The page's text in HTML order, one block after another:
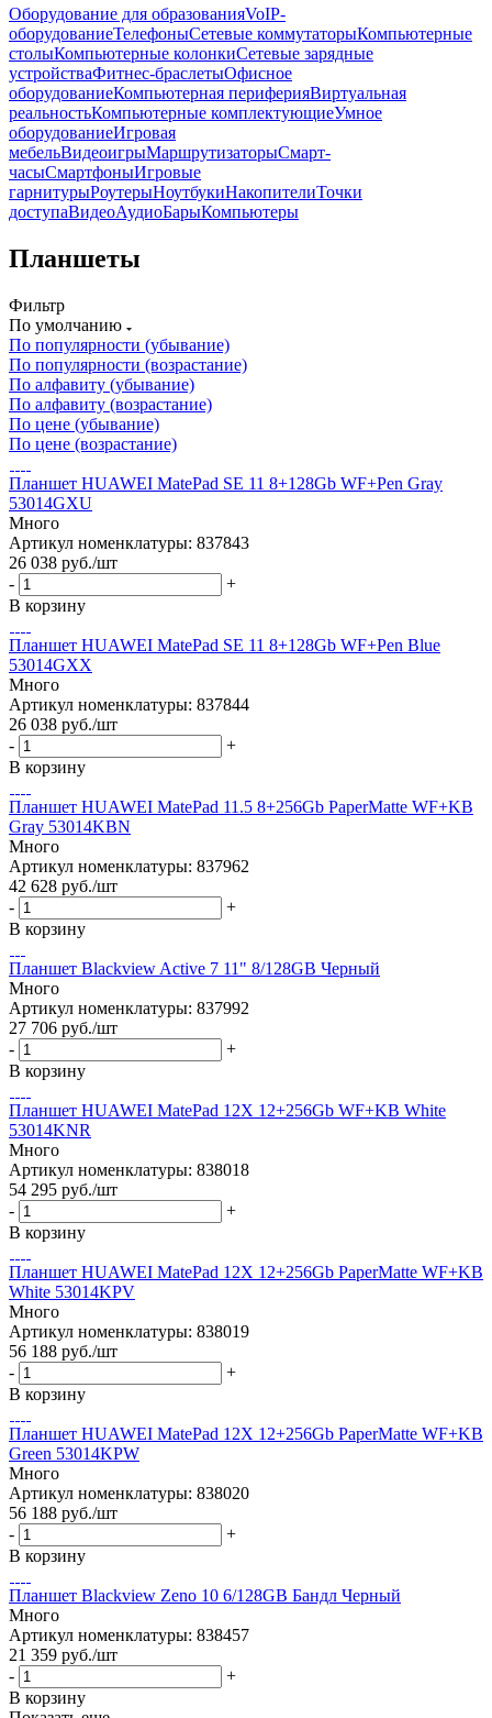
Оборудование для образованияVoIP-
оборудованиеТелефоныСетевые коммутаторыКомпьютерные
столыКомпьютерные колонкиСетевые зарядные
устройстваФитнес-браслетыОфисное
оборудованиеКомпьютерная периферияВиртуальная
реальностьКомпьютерные комплектующиеУмное
оборудованиеИгровая
мебельВидеоигрыМаршрутизаторыСмарт-
часыСмартфоныИгровые
гарнитурыРоутерыНоутбукиНакопителиТочки
доступаВидеоАудиоБарыКомпьютеры
Планшеты
Фильтр
По умолчанию
По популярности (убывание)
По популярности (возрастание)
По алфавиту (убывание)
По алфавиту (возрастание)
По цене (убывание)
По цене (возрастание)
Планшет HUAWEI MatePad SE 11 8+128Gb WF+Pen Gray
53014GXU
Много
Артикул номенклатуры: 837843
26 038 руб./шт
-
+
В корзину
Планшет HUAWEI MatePad SE 11 8+128Gb WF+Pen Blue
53014GXX
Много
Артикул номенклатуры: 837844
26 038 руб./шт
-
+
В корзину
Планшет HUAWEI MatePad 11.5 8+256Gb PaperMatte WF+KB
Gray 53014KBN
Много
Артикул номенклатуры: 837962
42 628 руб./шт
-
+
В корзину
Планшет Blackview Active 7 11" 8/128GB Черный
Много
Артикул номенклатуры: 837992
27 706 руб./шт
-
+
В корзину
Планшет HUAWEI MatePad 12X 12+256Gb WF+KB White
53014KNR
Много
Артикул номенклатуры: 838018
54 295 руб./шт
-
+
В корзину
Планшет HUAWEI MatePad 12X 12+256Gb PaperMatte WF+KB
White 53014KPV
Много
Артикул номенклатуры: 838019
56 188 руб./шт
-
+
В корзину
Планшет HUAWEI MatePad 12X 12+256Gb PaperMatte WF+KB
Green 53014KPW
Много
Артикул номенклатуры: 838020
56 188 руб./шт
-
+
В корзину
Планшет Blackview Zeno 10 6/128GB Бандл Черный
Много
Артикул номенклатуры: 838457
21 359 руб./шт
-
+
В корзину